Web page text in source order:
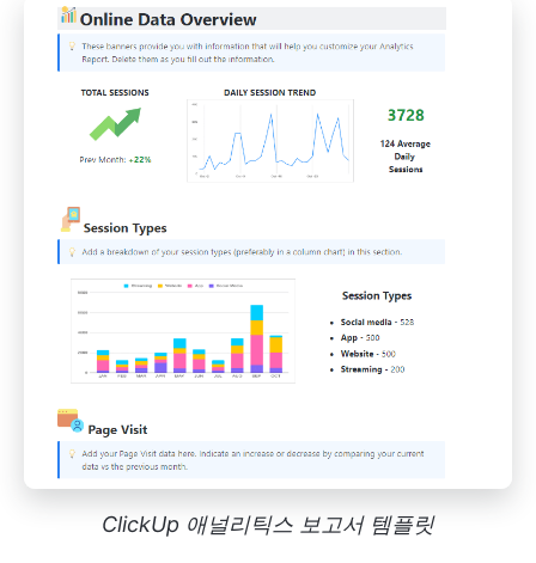
ClickUp 애널리틱스 보고서 템플릿